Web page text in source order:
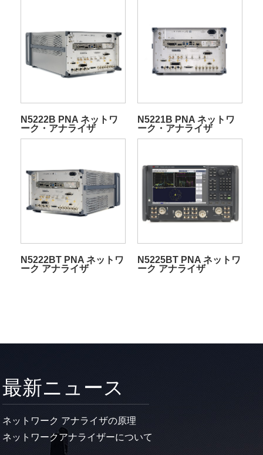
N5222B PNA ネットワ
ーク・アナライザ
N5221B PNA ネットワ
ーク・アナライザ
N5222BT PNA ネットワ
ーク アナライザ
N5225BT PNA ネットワ
ーク アナライザ
最新ニュース
ネットワーク アナライザの原理
ネットワークアナライザーについて